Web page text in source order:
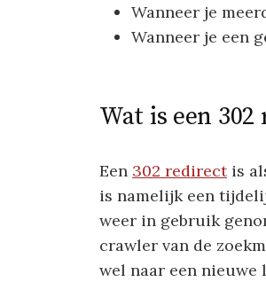
Wanneer je
Wanneer je een
Wat is een
Een 302 redirectis
is namelijk een
weer in gebruik
crawler van de
wel naar een nieuwe